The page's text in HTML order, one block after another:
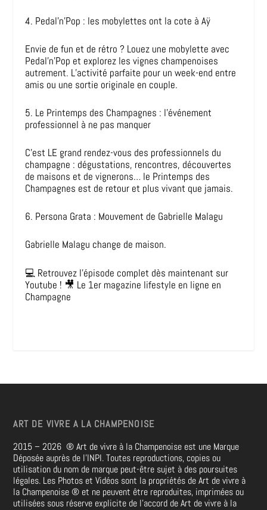
4. Pedal’n’Pop : les mobylettes ont la cote à Aÿ
Envie de fun et de rétro ? Louez une mobylette avec
Pedal’n’Pop et explorez les vignes champenoises
autrement. L’activité parfaite pour un week-end entre
amis ou une sortie originale en couple.
5. Le Printemps des Champagnes : l’événement
professionnel à ne pas manquer
C’est LE grand rendez-vous des professionnels du
champagne : dégustations, rencontres, découvertes
de maisons et de vignerons… le Printemps des
Champagnes est de retour et plus vivant que jamais.
6. Persona Grata : Mouvement de Gabrielle Malagu
Gabrielle Malagu change de maison.
💻 Retrouvez l’épisode complet dès maintenant sur
Youtube ! 🎥 Le 1er magazine lifestyle en ligne en
Champagne
ART DE VIVRE A LA CHAMPENOISE
2015 – 2026®Art de vivre à la Champenoise est une Marque
Déposée auprès de l’INPI. Toutes reproductions, copies ou
utilisation du nom de marque peut-être sujet à des poursuites
légales. Les Photos et Vidéos sont la propriétés de Art de vivre à
la Champenoise® et ne peuvent être reproduites, imprimées ou
utilisées sous réserve explicite de l’accord de Art de vivre à la